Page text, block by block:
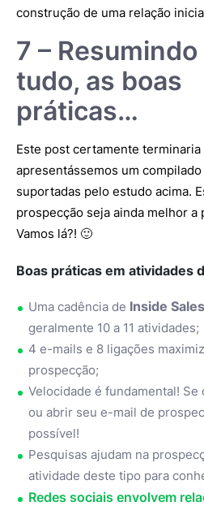
construção de uma relação
7 – Resumindo
tudo, as boas
práticas…
Este post certamente
apresentássemos um
suportadas pelo estudo acima.
prospecção seja ainda melhor a
Vamos lá?! 🙂
Boas práticas em atividades
Uma cadência de Inside Sales
geralmente 10 a 11 atividades;
4 e-mails e 8 ligações
prospecção;
Velocidade é fundamental!
ou abrir seu e-mail de
possível!
Pesquisas ajudam na
atividade deste tipo para
Redes sociais envolvem